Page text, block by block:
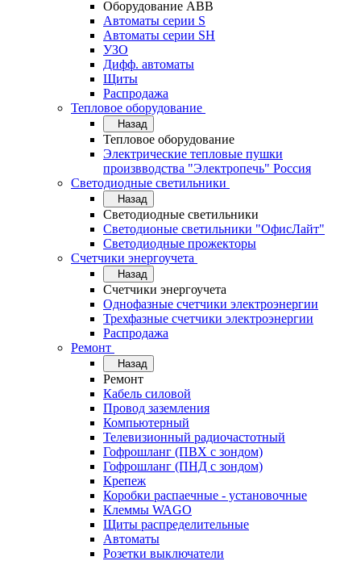
Оборудование АВВ
Автоматы серии S
Автоматы серии SH
УЗО
Дифф. автоматы
Щиты
Распродажа
Тепловое оборудование
Назад
Тепловое оборудование
Электрические тепловые пушки
произвводства "Электропечь" Россия
Светодиодные светильники
Назад
Светодиодные светильники
Светодионые светильники "ОфисЛайт"
Светодиодные прожекторы
Счетчики энергоучета
Назад
Счетчики энергоучета
Однофазные счетчики электроэнергии
Трехфазные счетчики электроэнергии
Распродажа
Ремонт
Назад
Ремонт
Кабель силовой
Провод заземления
Компьютерный
Телевизионный радиочастотный
Гофрошланг (ПВХ с зондом)
Гофрошланг (ПНД с зондом)
Крепеж
Коробки распаечные - установочные
Клеммы WAGO
Щиты распределительные
Автоматы
Розетки выключатели